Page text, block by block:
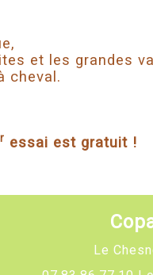
et les grandes
cheval.
essai est gratuit !
Le